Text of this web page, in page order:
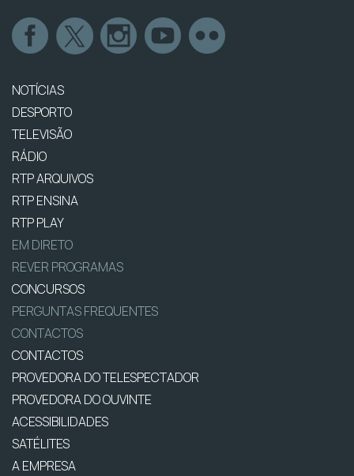
NOTÍCIAS
DESPORTO
TELEVISÃO
RÁDIO
RTP ARQUIVOS
RTP ENSINA
RTP PLAY
EM DIRETO
REVER PROGRAMAS
CONCURSOS
PERGUNTAS FREQUENTES
CONTACTOS
CONTACTOS
PROVEDORA DO TELESPECTADOR
PROVEDORA DO OUVINTE
ACESSIBILIDADES
SATÉLITES
A EMPRESA